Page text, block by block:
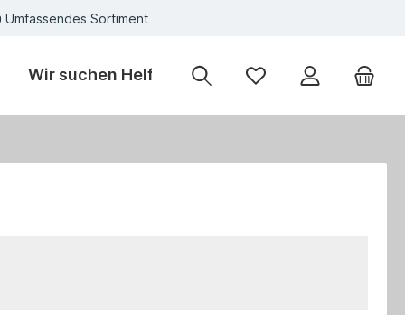
Umfassendes Sortiment
Wir suchen Helfer